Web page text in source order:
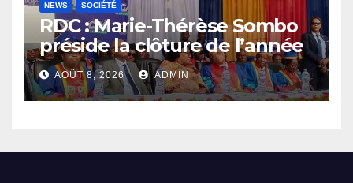
NEWS SOCIÉTÉ
RDC : Marie-Thérèse Sombo
préside la clôture de l’année
académique 2025-2026 à
l’UNIKIN
AOÛT 8, 2026 ADMIN